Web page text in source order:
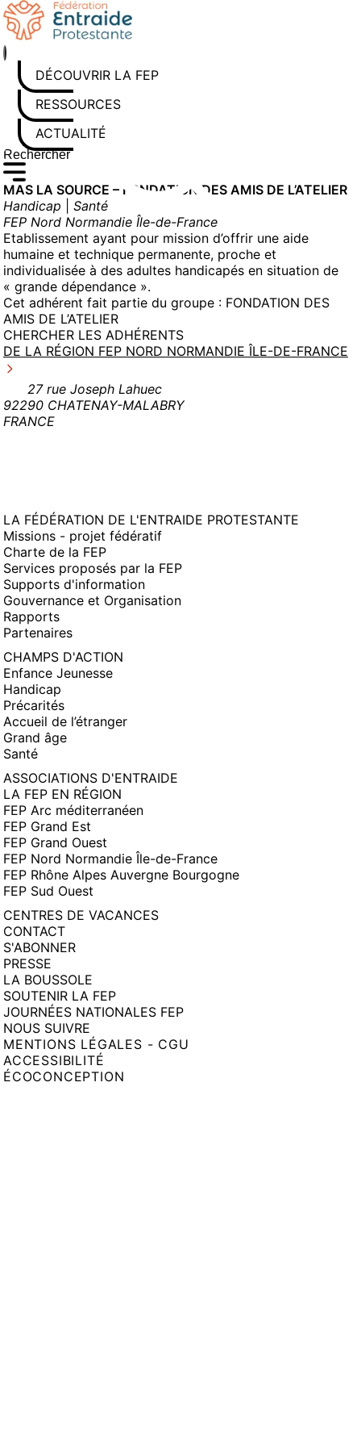
Aller
au
contenu
DÉCOUVRIR LA FEP
RESSOURCES
ACTUALITÉS
Rechercher sur le site
Saisissez au moins 3 caractères pour lancer la recherche
MAS LA SOURCE – FONDATION DES AMIS DE L’ATELIER
Handicap
Santé
FEP Nord Normandie Île-de-France
Etablissement ayant pour mission d’offrir une aide
humaine et technique permanente, proche et
individualisée à des adultes handicapés en situation de
« grande dépendance ».
Cet adhérent fait partie du groupe : FONDATION DES
AMIS DE L’ATELIER
CHERCHER LES ADHÉRENTS
DE LA RÉGION FEP NORD NORMANDIE ÎLE-DE-FRANCE
27 rue Joseph Lahuec
92290 CHATENAY-MALABRY
FRANCE
LA FÉDÉRATION DE L'ENTRAIDE PROTESTANTE
Missions - projet fédératif
Charte de la FEP
Services proposés par la FEP
Supports d'information
Gouvernance et Organisation
Rapports
Partenaires
CHAMPS D'ACTION
Enfance Jeunesse
Handicap
Précarités
Accueil de l’étranger
Grand âge
Santé
ASSOCIATIONS D'ENTRAIDE
LA FEP EN RÉGION
FEP Arc méditerranéen
FEP Grand Est
FEP Grand Ouest
FEP Nord Normandie Île-de-France
FEP Rhône Alpes Auvergne Bourgogne
FEP Sud Ouest
CENTRES DE VACANCES
CONTACT
S'ABONNER
PRESSE
LA BOUSSOLE
SOUTENIR LA FEP
JOURNÉES NATIONALES FEP
NOUS SUIVRE
MENTIONS LÉGALES - CGU
ACCESSIBILITÉ
ÉCOCONCEPTION